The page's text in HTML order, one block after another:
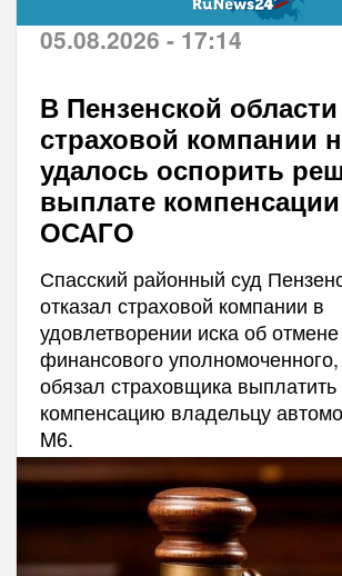
05.08.2026 - 17:14
В Пензенской области
страховой компании
удалось оспорить
выплате
ОСАГО
Спасский районный суд
отказал страховой компании в
удовлетворении иска об
финансового
обязал страховщика выплатить
компенсацию владельцу
M6.